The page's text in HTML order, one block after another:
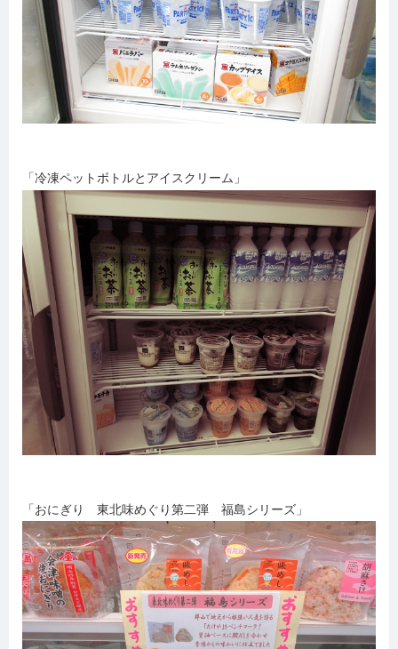
「冷凍ペットボトルとアイスクリーム」
「おにぎり 東北味めぐり第二弾 福島シリーズ」